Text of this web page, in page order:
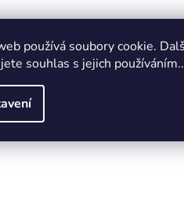
používá soubory cookie.
souhlas s jejich